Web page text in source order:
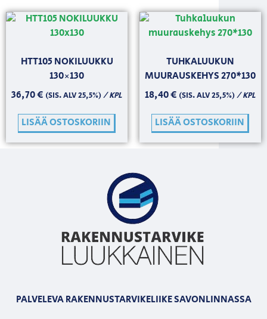
HTT105 NOKILUUKKU
130×130
36,70€ (SIS. ALV 25,5%)/ KPL
LISÄÄ OSTOSKORIIN
TUHKALUUKUN
MUURAUSKEHYS 270*130
18,40€ (SIS. ALV 25,5%)/ KPL
LISÄÄ OSTOSKORIIN
PALVELEVA RAKENNUSTARVIKELIIKE SAVONLINNASSA